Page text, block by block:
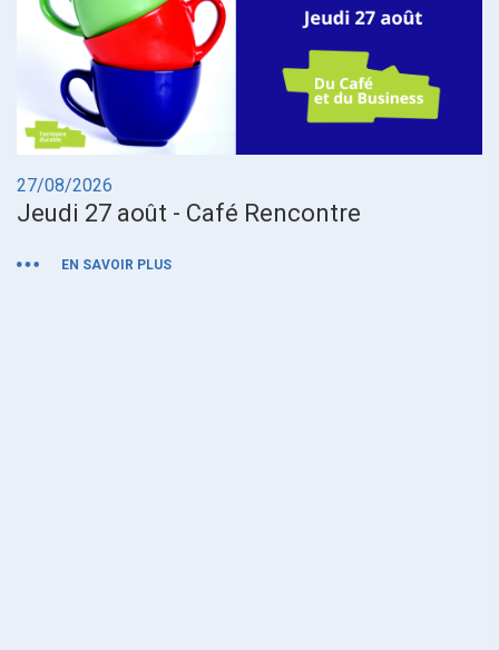
27/08/2026
Jeudi 27 août - Café Rencontre
EN SAVOIR PLUS